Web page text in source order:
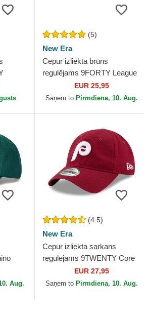
New
(5)
New Era
Cepur izliekta brūns
regulējams 9FORTY League
Essential no New York
Yankees MLB no New Era
EUR 25,95
Saņem to Pirmdiena, 10. Aug.
Aug.
(4.5)
New Era
Cepur izliekta sarkans
regulējams 9TWENTY Core
Classic no Philadelphia
Phillies MLB no New Era
EUR 27,95
Saņem to Pirmdiena, 10. Aug.